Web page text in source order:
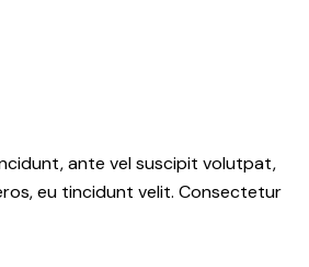
ante vel suscipit volutpat,
eu tincidunt velit. Consectetur